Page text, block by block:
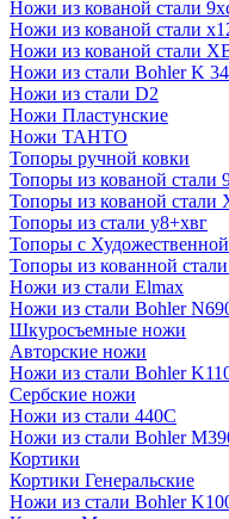
Ножи из кованой стали
Ножи из кованой стали
Ножи из кованой стали
Ножи из стали Bohler K
Ножи из стали D2
Ножи Пластунские
Ножи ТАНТО
Топоры ручной ковки
Топоры из кованой стали
Топоры из кованой
Топоры из стали у8+хвг
Топоры с Художественной
Топоры из кованной
Ножи из стали Elmax
Ножи из стали Bohler
Шкуросъемные ножи
Авторские ножи
Ножи из стали Bohler
Сербские ножи
Ножи из стали 440С
Ножи из стали Bohler
Кортики
Кортики Генеральские
Ножи из стали Bohler